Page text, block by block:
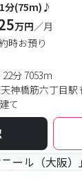
分(75m)♪
万円／月
時お預り
分 7053m
神橋筋六丁目駅
て
待ち